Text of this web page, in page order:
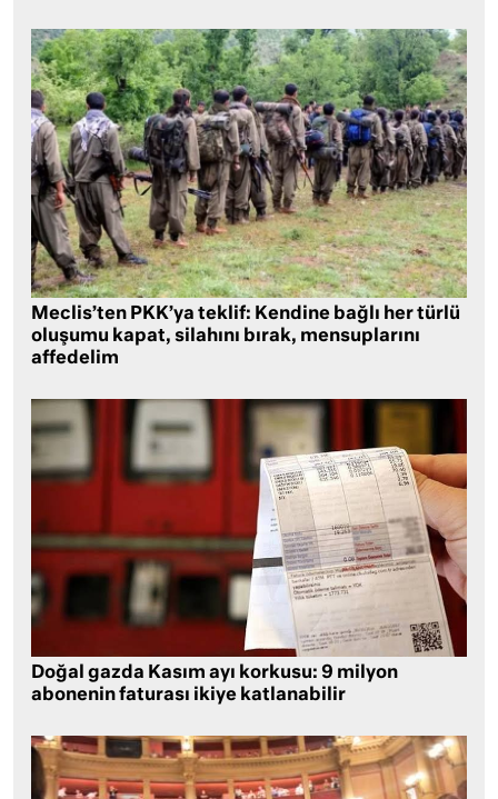
Meclis’ten PKK’ya teklif: Kendine bağlı her türlü
oluşumu kapat, silahını bırak, mensuplarını
affedelim
Doğal gazda Kasım ayı korkusu: 9 milyon
abonenin faturası ikiye katlanabilir